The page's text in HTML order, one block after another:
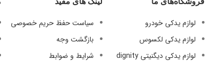
09124847876لوازم یدکی خودرو
لوازم یدکی لکسوس
لوازم یدکی دیگنیتی dignity
سیاست حفظ حریم خصوصی
بازگشت وجه
شرایط و ضوابط